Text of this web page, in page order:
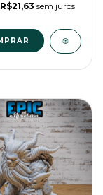
R$21,63 sem juros